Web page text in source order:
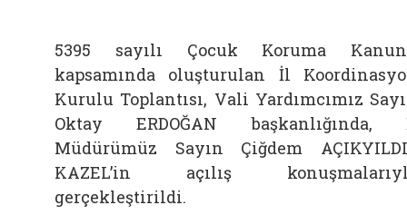
5395 sayılı Çocuk Koruma
kapsamında oluşturulan İl
Kurulu Toplantısı, Vali Yardımcımız
Oktay ERDOĞAN başkanlığında,
Müdürümüz Sayın Çiğdem
KAZEL’in açılış
gerçekleştirildi.